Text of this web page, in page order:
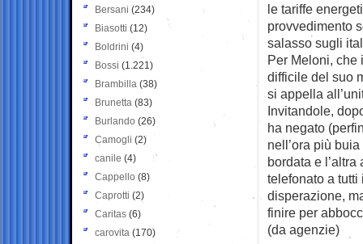
le tariffe
provvedimento
salasso sugli
Per Meloni, che
difficile del suo
si appella
Invitandole,
ha negato
nell’ora più
bordata e
telefonato a
disperazione,
finire per
(da agenzie)
Bersani (234)
Biasotti (12)
Boldrini (4)
Bossi (1.221)
Brambilla (38)
Brunetta (83)
Burlando (26)
Camogli (2)
canile (4)
Cappello (8)
Caprotti (2)
Caritas (6)
carovita (170)